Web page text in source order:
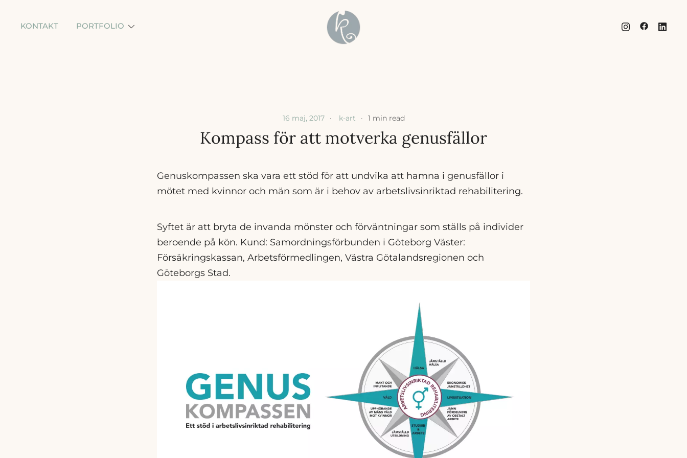
KONTAKT PORTFOLIO
16 maj, 2017 k-art 1 min read
Kompass för att motverka genusfällor
Genuskompassen ska vara ett stöd för att undvika att hamna i genusfällor i
mötet med kvinnor och män som är i behov av arbetslivsinriktad rehabilitering.
Syftet är att bryta de invanda mönster och förväntningar som ställs på individer
beroende på kön. Kund: Samordningsförbunden i Göteborg Väster:
Försäkringskassan, Arbetsförmedlingen, Västra Götalandsregionen och
Göteborgs Stad.